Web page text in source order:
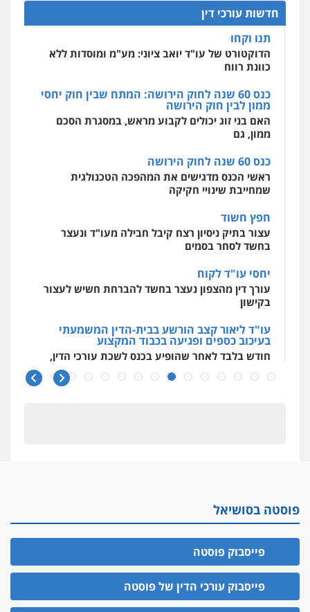
אחסון אתרים
מקצועיים לעורכי דין
מרכז התחלה חדשה
אסירים עבירות מין שירותים מקצועיים
לעורכי דין
חדשות עורכי דין
להגנה על עסקים קטנים
תנו וקחו
הדוקטורט של עו"ד יואב ציוני: מע"מ ומוסדות ללא
כוונת רווח
כנס 60 שנה לחוק הירושה: המתח שבין חוק יחסי
ממון לבין חוק הירושה
האם בני זוג יכולים לקבוע מראש, במסגרת הסכם
ממון, גם
כנס 60 שנה לחוק הירושה
ראשי הכנס מדגישים את המהפכה הטכנולגית
שמחייבת שינויי חקיקה
חפץ חשוד
עצור בתיק ניסיון רצח קיבל חבילה מעו"ד ונעצר
בחשד לסחר בסמים
יחסי עו"ד לקוח
עורך דין מהצפון נעצר בחשד להברחת חשיש לעצור
בקישון
עו"ד ליאור קצב הורשע בבית-הדין המשמעתי
בעיכוב כספים ופגיעה בכבוד המקצוע
חודש בלבד לאחר שהופיע בכנס לשכת עורכי הדין,
אלה המינויים
הוועדה לבחירת שופטים בחרה 26 שופטים ורשמים
נוספים
ראו הוזהרתם
הפרקליטות מקדמת הפללת עורכי דין "קונסילייריז"
בחוק המאבק בארגוני פשיעה
פוסטה בסושיאל
פייסבוק פוסטה
פייסבוק עורכי הדין של פוסטה